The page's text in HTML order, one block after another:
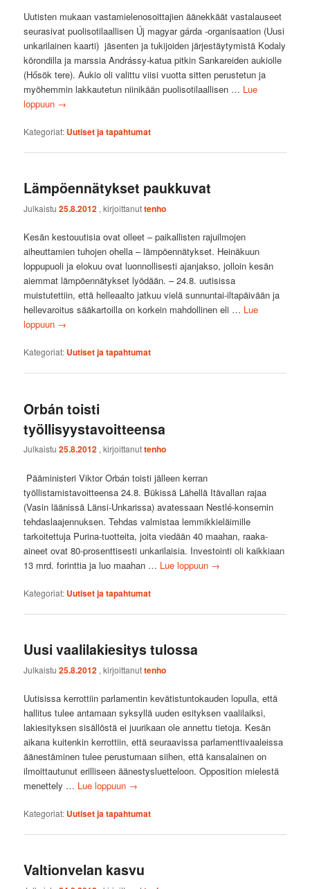
Uutisten mukaan vastamielenosoittajien äänekkäät vastalauseet
seurasivat puolisotilaallisen Új magyar gárda -organisaation (Uusi
unkarilainen kaarti) jäsenten ja tukijoiden järjestäytymistä Kodaly
körondilla ja marssia Andrássy-katua pitkin Sankareiden aukiolle
(Hősök tere). Aukio oli valittu viisi vuotta sitten perustetun ja
myöhemmin lakkautetun niinikään puolisotilaallisen … Lue
loppuun →
Kategoriat: Uutiset ja tapahtumat
Lämpöennätykset paukkuvat
Julkaistu25.8.2012 , kirjoittanuttenho
Kesän kestouutisia ovat olleet – paikallisten rajuilmojen
aiheuttamien tuhojen ohella – lämpöennätykset. Heinäkuun
loppupuoli ja elokuu ovat luonnollisesti ajanjakso, jolloin kesän
aiemmat lämpöennätykset lyödään. – 24.8. uutisissa
muistutettiin, että helleaalto jatkuu vielä sunnuntai-iltapäivään ja
hellevaroitus sääkartoilla on korkein mahdollinen eli … Lue
loppuun →
Kategoriat: Uutiset ja tapahtumat
Orbán toisti
työllisyystavoitteensa
Julkaistu25.8.2012 , kirjoittanuttenho
Pääministeri Viktor Orbán toisti jälleen kerran
työllistamistavoitteensa 24.8. Bükissä Lähellä Itävallan rajaa
(Vasin läänissä Länsi-Unkarissa) avatessaan Nestlé-konsernin
tehdaslaajennuksen. Tehdas valmistaa lemmikkieläimille
tarkoitettuja Purina-tuotteita, joita viedään 40 maahan, raaka-
aineet ovat 80-prosenttisesti unkarilaisia. Investointi oli kaikkiaan
13 mrd. forinttia ja luo maahan … Lue loppuun →
Kategoriat: Uutiset ja tapahtumat
Uusi vaalilakiesitys tulossa
Julkaistu25.8.2012 , kirjoittanuttenho
Uutisissa kerrottiin parlamentin kevätistuntokauden lopulla, että
hallitus tulee antamaan syksyllä uuden esityksen vaalilaiksi,
lakiesityksen sisällöstä ei juurikaan ole annettu tietoja. Kesän
aikana kuitenkin kerrottiin, että seuraavissa parlamenttivaaleissa
äänestäminen tulee perustumaan siihen, että kansalainen on
ilmoittautunut erilliseen äänestysluetteloon. Opposition mielestä
menettely … Lue loppuun →
Kategoriat: Uutiset ja tapahtumat
Valtionvelan kasvu